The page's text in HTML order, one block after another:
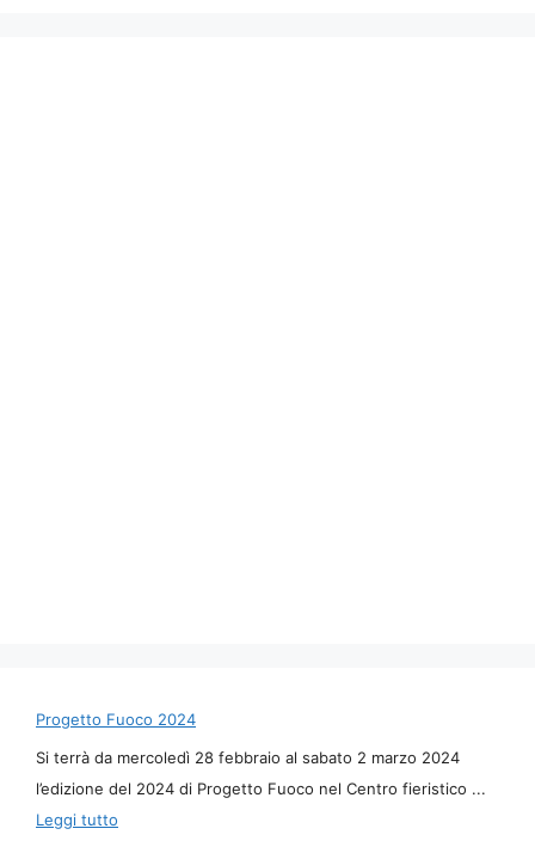
Progetto Fuoco 2024
Si terrà da mercoledì 28 febbraio al sabato 2 marzo 2024
l’edizione del 2024 di Progetto Fuoco nel Centro fieristico ...
Leggi tutto